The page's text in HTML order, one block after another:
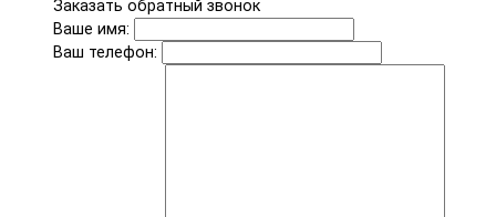
Заказать обратный звонок
Ваше имя:
Ваш телефон: